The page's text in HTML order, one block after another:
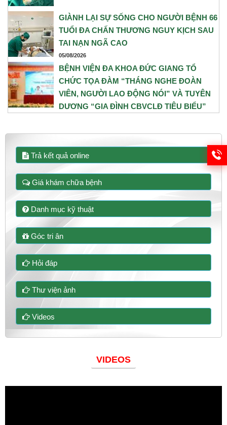
GIÀNH LẠI SỰ SỐNG CHO NGƯỜI BỆNH 66
TUỔI ĐA CHẤN THƯƠNG NGUY KỊCH SAU
TAI NẠN NGÃ CAO
05/08/2026
BỆNH VIỆN ĐA KHOA ĐỨC GIANG TỔ
CHỨC TỌA ĐÀM “THÁNG NGHE ĐOÀN
VIÊN, NGƯỜI LAO ĐỘNG NÓI” VÀ TUYÊN
DƯƠNG “GIA ĐÌNH CBVCLĐ TIÊU BIỂU”
Trả kết quả online
Giá khám chữa bệnh
Danh mục kỹ thuật
Góc tri ân
Hỏi đáp
Thư viện ảnh
Videos
VIDEOS